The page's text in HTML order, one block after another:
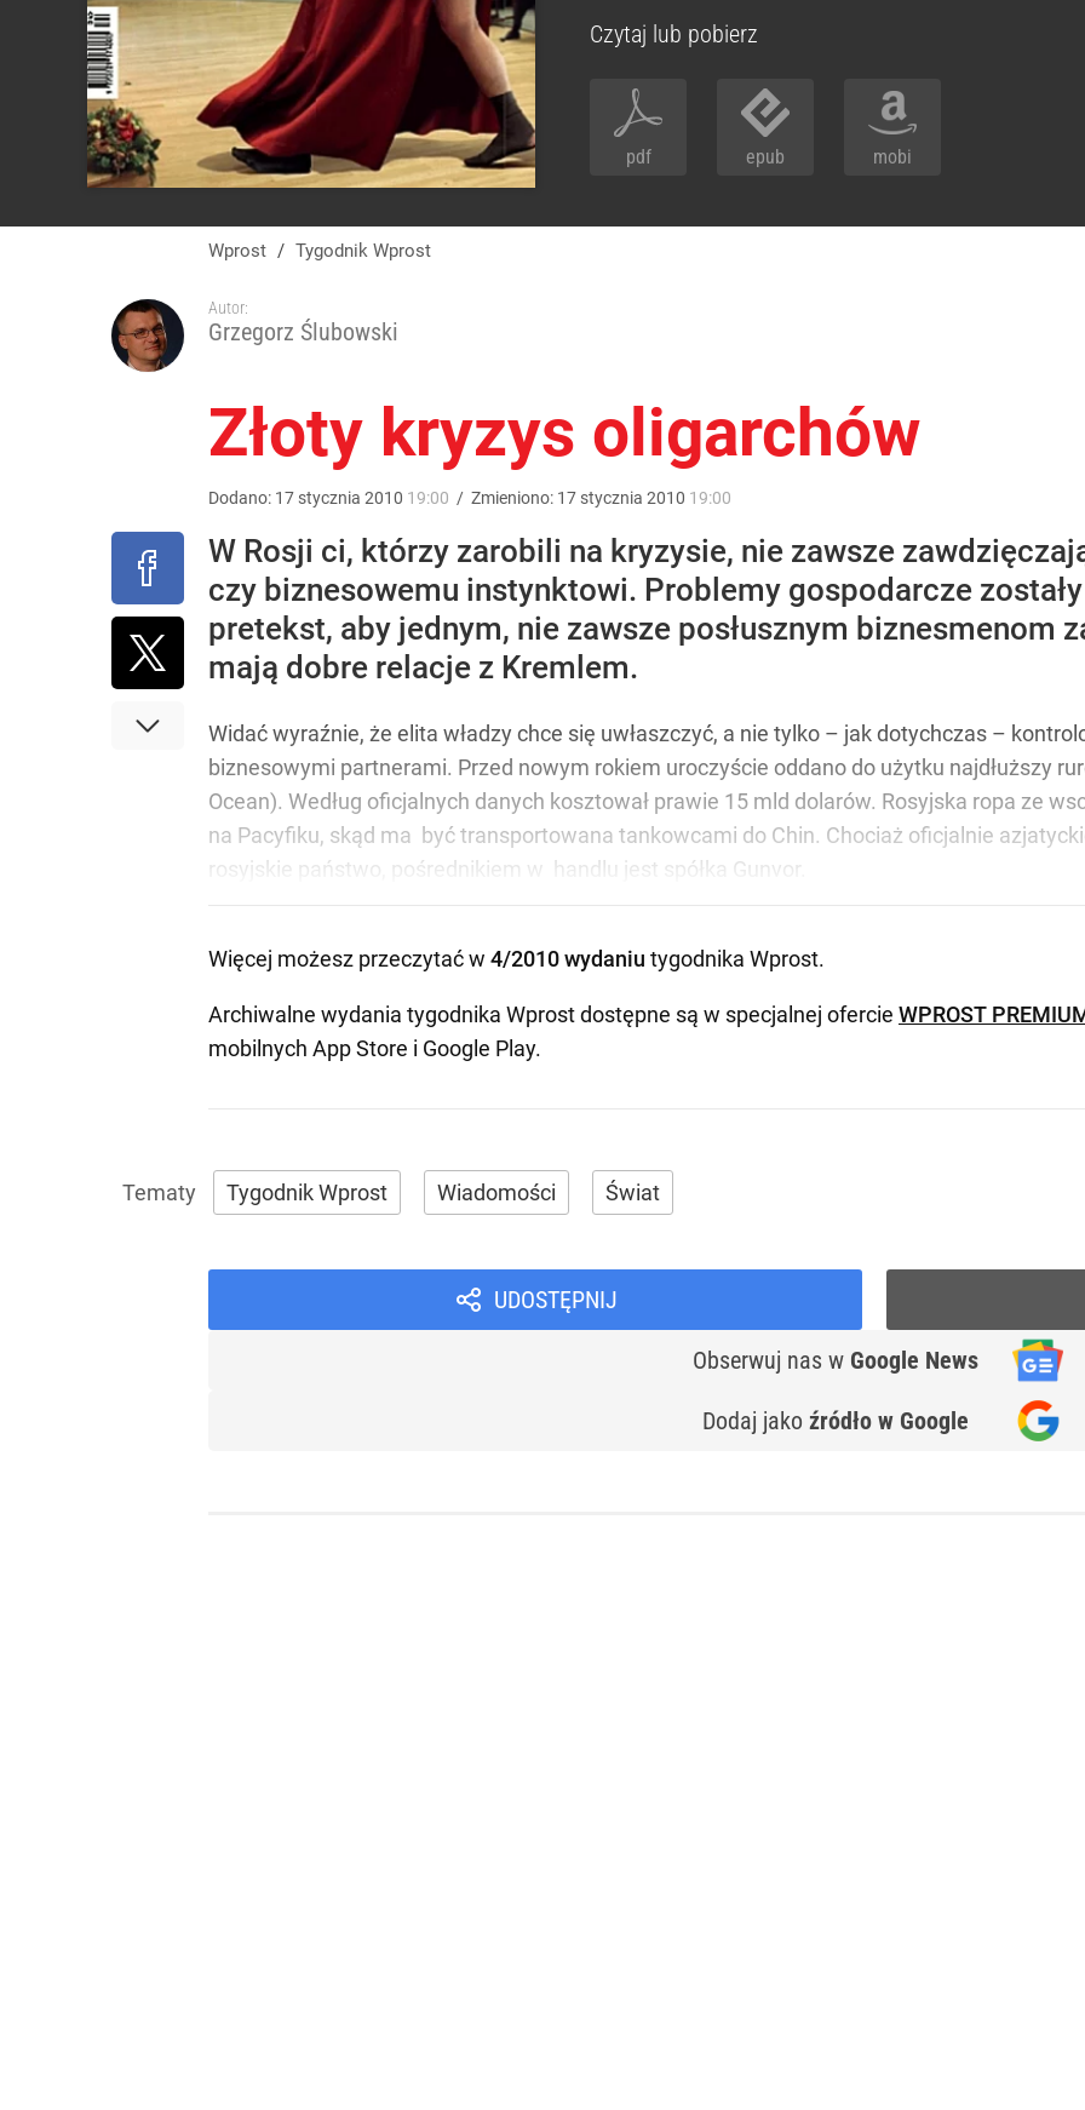
Czytaj lub pobierz
pdf epub mobi
Wprost / Tygodnik Wprost
Autor:
Grzegorz Ślubowski
Złoty kryzys oligarchów
Dodano: 17 stycznia 2010 19:00 / Zmieniono: 17 stycznia 2010 19:00
W Rosji ci, którzy zarobili na kryzysie, nie zawsze
czy biznesowemu instynktowi. Problemy gospodarcze
pretekst, aby jednym, nie zawsze posłusznym biznesmenom
mają dobre relacje z Kremlem.
Widać wyraźnie, że elita władzy chce się uwłaszczyć, a nie tylko – jak dotychczas –
biznesowymi partnerami. Przed nowym rokiem uroczyście oddano do użytku najdłuższy
Ocean). Według oficjalnych danych kosztował prawie 15 mld dolarów. Rosyjska ropa ze
na Pacyfiku, skąd ma być transportowana tankowcami do Chin. Chociaż oficjalnie
rosyjskie państwo, pośrednikiem w handlu jest spółka Gunvor.
Więcej możesz przeczytać w 4/2010 wydaniu tygodnika Wprost.
Archiwalne wydania tygodnika Wprost dostępne są w specjalnej ofercie WPROST
mobilnych App Store i Google Play.
Tygodnik Wprost Wiadomości Świat
UDOSTĘPNIJ
Obserwuj nas w Google News
Dodaj jako źródło w Google